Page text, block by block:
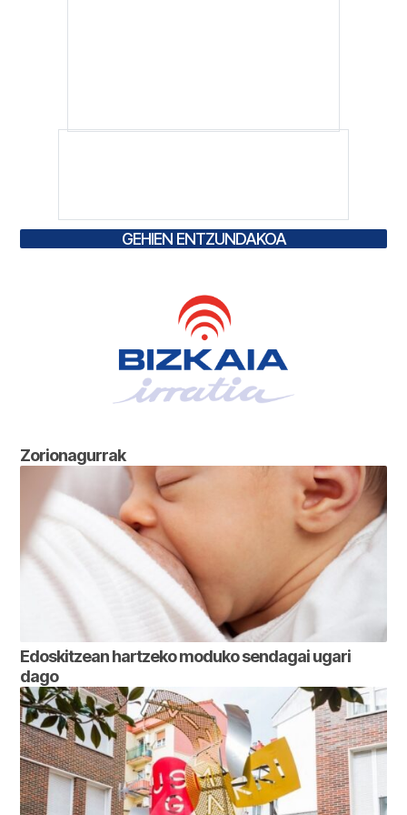
GEHIEN ENTZUNDAKOA
Zorionagurrak
Edoskitzean hartzeko moduko sendagai ugari
dago